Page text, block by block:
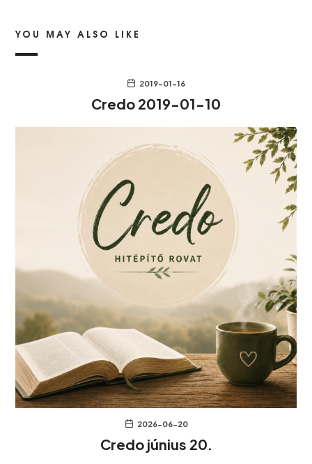
YOU MAY ALSO LIKE
2019-01-16
Credo 2019-01-10
2026-06-20
Credo június 20.